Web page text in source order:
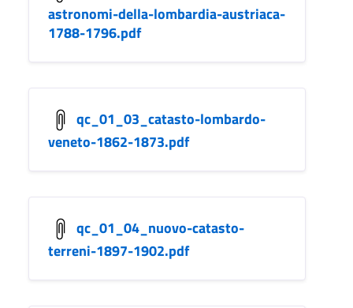
astronomi-della-lombardia-austriaca-
1788-1796.pdf
qc_01_03_catasto-lombardo-
veneto-1862-1873.pdf
qc_01_04_nuovo-catasto-
terreni-1897-1902.pdf